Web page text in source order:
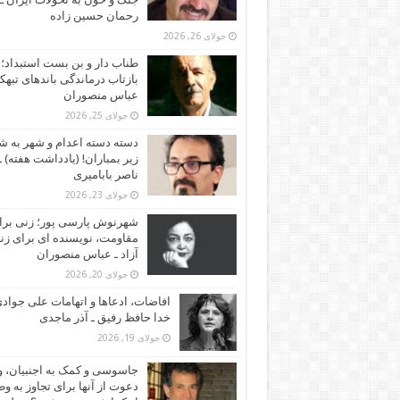
رحمان حسین زاده
جولای 26, 2026
طناب دار و بن بست استبداد؛
بازتاب درماندگی باندهای
عباس منصوران
جولای 25, 2026
دسته دسته اعدام و شهر به
زیر بمباران! (یادداشت هفته)
ناصر بابامیری
جولای 23, 2026
شهرنوش پارسی پور؛ زنی
مقاومت، نویسنده ای برای
آزاد ـ عباس منصوران
جولای 20, 2026
افاضات، ادعاها و اتهامات علی
خدا حافظ رفیق ـ آذر ماجدی
جولای 19, 2026
جاسوسی و کمک به اجنبیان،
دعوت از آنها برای تجاوز به